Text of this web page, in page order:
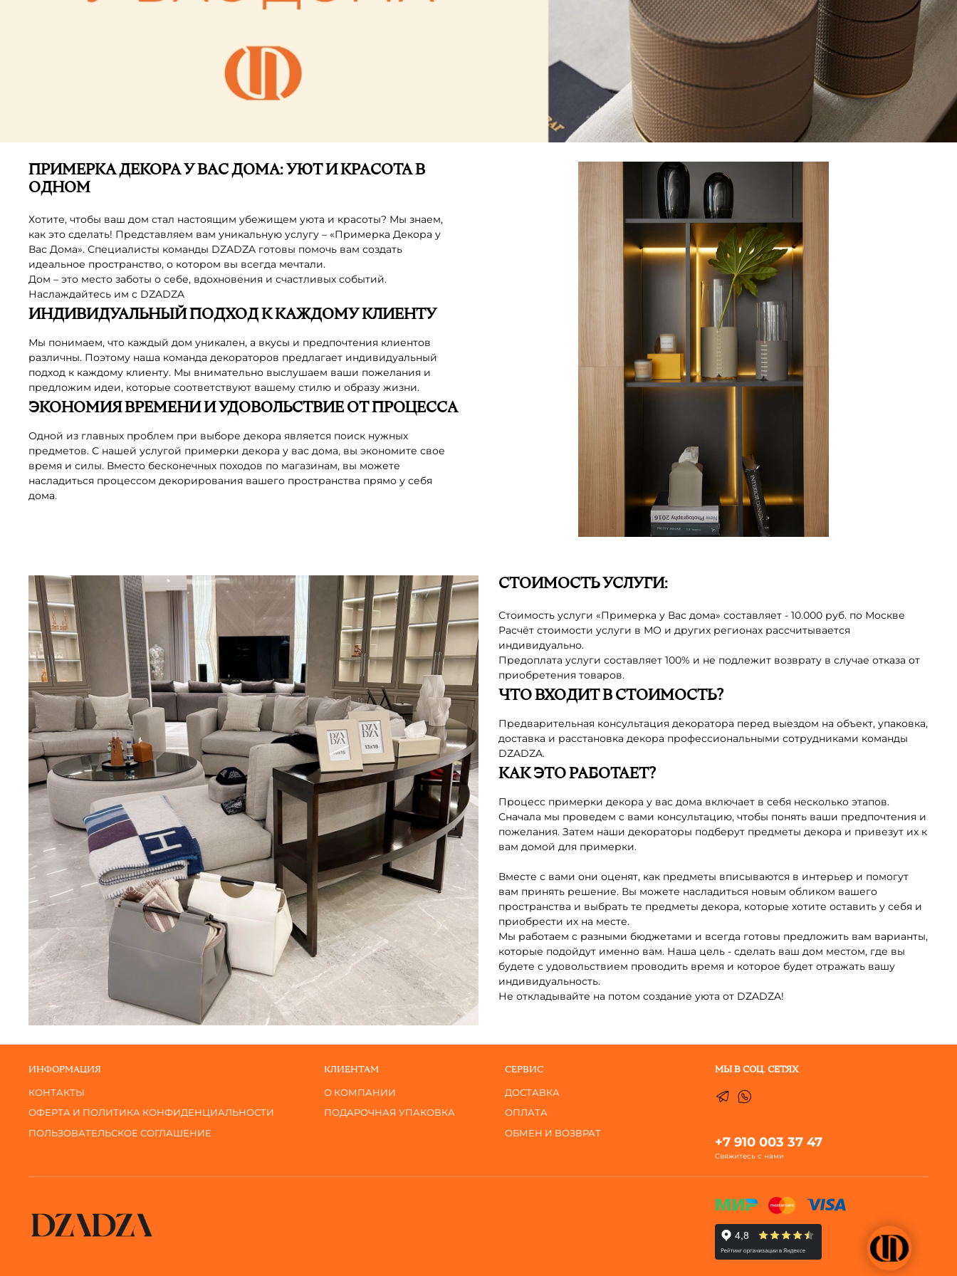
ПРИМЕРКА ДЕКОРА У ВАС ДОМА: УЮТ И КРАСОТА В
ОДНОМ
Хотите, чтобы ваш дом стал настоящим убежищем уюта и красоты? Мы знаем,
как это сделать! Представляем вам уникальную услугу – «Примерка Декора у
Вас Дома». Специалисты команды DZADZA готовы помочь вам создать
идеальное пространство, о котором вы всегда мечтали.
Дом – это место заботы о себе, вдохновения и счастливых событий.
Наслаждайтесь им с DZADZA
ИНДИВИДУАЛЬНЫЙ ПОДХОД К КАЖДОМУ КЛИЕНТУ
Мы понимаем, что каждый дом уникален, а вкусы и предпочтения клиентов
различны. Поэтому наша команда декораторов предлагает индивидуальный
подход к каждому клиенту. Мы внимательно выслушаем ваши пожелания и
предложим идеи, которые соответствуют вашему стилю и образу жизни.
ЭКОНОМИЯ ВРЕМЕНИ И УДОВОЛЬСТВИЕ ОТ ПРОЦЕССА
Одной из главных проблем при выборе декора является поиск нужных
предметов. С нашей услугой примерки декора у вас дома, вы экономите свое
время и силы. Вместо бесконечных походов по магазинам, вы можете
насладиться процессом декорирования вашего пространства прямо у себя
дома.
СТОИМОСТЬ УСЛУГИ:
Стоимость услуги «Примерка у Вас дома» составляет - 10.000 руб. по Москве
Расчёт стоимости услуги в МО и других регионах рассчитывается
индивидуально.
Предоплата услуги составляет 100% и не подлежит возврату в случае отказа от
приобретения товаров.
ЧТО ВХОДИТ В СТОИМОСТЬ?
Предварительная консультация декоратора перед выездом на объект, упаковка,
доставка и расстановка декора профессиональными сотрудниками команды
DZADZA.
КАК ЭТО РАБОТАЕТ?
Процесс примерки декора у вас дома включает в себя несколько этапов.
Сначала мы проведем с вами консультацию, чтобы понять ваши предпочтения и
пожелания. Затем наши декораторы подберут предметы декора и привезут их к
вам домой для примерки.
Вместе с вами они оценят, как предметы вписываются в интерьер и помогут
вам принять решение. Вы можете насладиться новым обликом вашего
пространства и выбрать те предметы декора, которые хотите оставить у себя и
приобрести их на месте.
Мы работаем с разными бюджетами и всегда готовы предложить вам варианты,
которые подойдут именно вам. Наша цель - сделать ваш дом местом, где вы
будете с удовольствием проводить время и которое будет отражать вашу
индивидуальность.
Не откладывайте на потом создание уюта от DZADZA!
ИНФОРМАЦИЯ
КОНТАКТЫ
ОФЕРТА И ПОЛИТИКА КОНФИДЕНЦИАЛЬНОСТИ
ПОЛЬЗОВАТЕЛЬСКОЕ СОГЛАШЕНИЕ
КЛИЕНТАМ
О КОМПАНИИ
ПОДАРОЧНАЯ УПАКОВКА
СЕРВИС
ДОСТАВКА
ОПЛАТА
ОБМЕН И ВОЗВРАТ
МЫ В СОЦ. СЕТЯХ
+7 910 003 37 47
Свяжитесь с нами